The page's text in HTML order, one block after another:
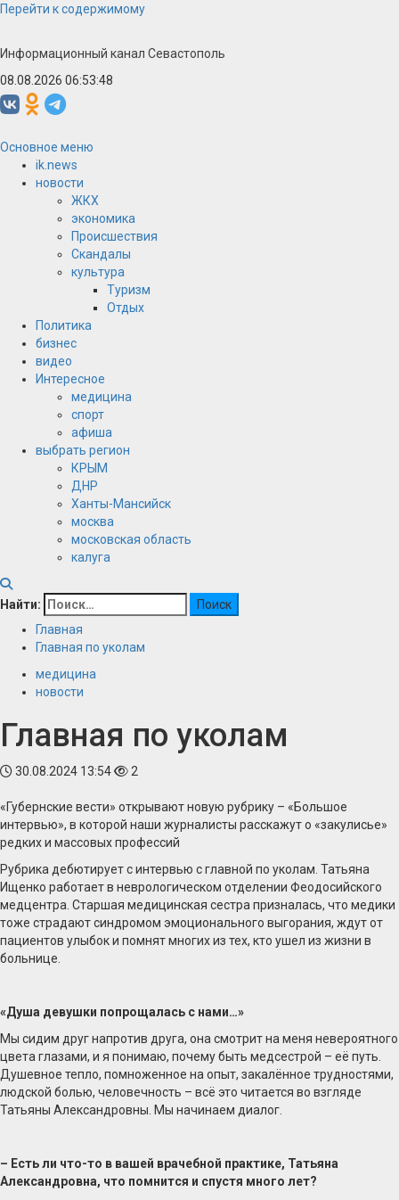
Перейти к содержимому
Информационный канал Севастополь
08.08.2026 06:53:48
Основное меню
ik.news
новости
ЖКХ
экономика
Происшествия
Скандалы
культура
Туризм
Отдых
Политика
бизнес
видео
Интересное
медицина
спорт
афиша
выбрать регион
КРЫМ
ДНР
Ханты-Мансийск
москва
московская область
калуга
Найти:
Главная
Главная по уколам
медицина
новости
Главная по уколам
30.08.2024 13:54 2
«Губернские вести» открывают новую рубрику – «Большое
интервью», в которой наши журналисты расскажут о «закулисье»
редких и массовых профессий
Рубрика дебютирует с интервью с главной по уколам. Татьяна
Ищенко работает в неврологическом отделении Феодосийского
медцентра. Старшая медицинская сестра призналась, что медики
тоже страдают синдромом эмоционального выгорания, ждут от
пациентов улыбок и помнят многих из тех, кто ушел из жизни в
больнице.
«Душа девушки попрощалась с нами…»
Мы сидим друг напротив друга, она смотрит на меня невероятного
цвета глазами, и я понимаю, почему быть медсестрой – её путь.
Душевное тепло, помноженное на опыт, закалённое трудностями,
людской болью, человечность – всё это читается во взгляде
Татьяны Александровны. Мы начинаем диалог.
– Есть ли что-то в вашей врачебной практике, Татьяна
Александровна, что помнится и спустя много лет?